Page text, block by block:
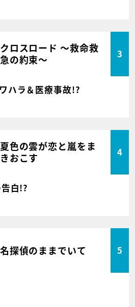
クロスロード ～救命救
急の約束～
3
ハラ＆医療事故!?
夏色の雲が恋と嵐をま
きおこす
4
白!?
名探偵のままでいて 5